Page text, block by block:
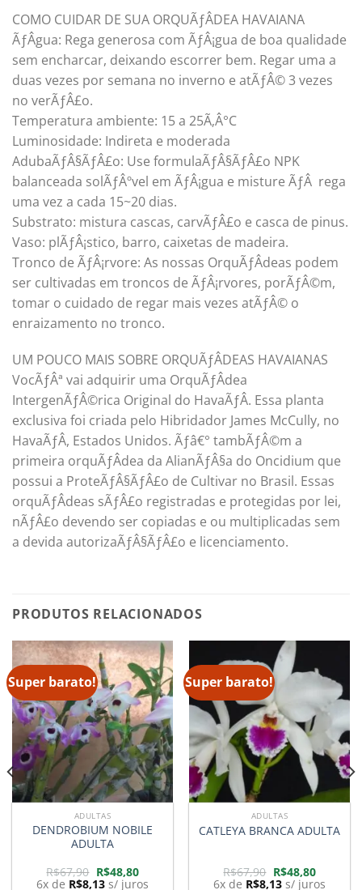
COMO CUIDAR DE SUA ORQUÃƒÂDEA HAVAIANA
ÃƒÂgua: Rega generosa com ÃƒÂ¡gua de boa qualidade
sem encharcar, deixando escorrer bem. Regar uma a
duas vezes por semana no inverno e atÃƒÂ© 3 vezes
no verÃƒÂ£o.
Temperatura ambiente: 15 a 25Ã‚Â°C
Luminosidade: Indireta e moderada
AdubaÃƒÂ§ÃƒÂ£o: Use formulaÃƒÂ§ÃƒÂ£o NPK
balanceada solÃƒÂºvel em ÃƒÂ¡gua e misture ÃƒÂ rega
uma vez a cada 15~20 dias.
Substrato: mistura cascas, carvÃƒÂ£o e casca de pinus.
Vaso: plÃƒÂ¡stico, barro, caixetas de madeira.
Tronco de ÃƒÂ¡rvore: As nossas OrquÃƒÂ­deas podem
ser cultivadas em troncos de ÃƒÂ¡rvores, porÃƒÂ©m,
tomar o cuidado de regar mais vezes atÃƒÂ© o
enraizamento no tronco.
UM POUCO MAIS SOBRE ORQUÃƒÂDEAS HAVAIANAS
VocÃƒÂª vai adquirir uma OrquÃƒÂ­dea
IntergenÃƒÂ©rica Original do HavaÃƒÂ­. Essa planta
exclusiva foi criada pelo Hibridador James McCully, no
HavaÃƒÂ­, Estados Unidos. Ãƒâ€° tambÃƒÂ©m a
primeira orquÃƒÂ­dea da AlianÃƒÂ§a do Oncidium que
possui a ProteÃƒÂ§ÃƒÂ£o de Cultivar no Brasil. Essas
orquÃƒÂ­deas sÃƒÂ£o registradas e protegidas por lei,
nÃƒÂ£o devendo ser copiadas e ou multiplicadas sem
a devida autorizaÃƒÂ§ÃƒÂ£o e licenciamento.
PRODUTOS RELACIONADOS
Super barato!
ADULTAS
DENDROBIUM NOBILE
ADULTA
R$67,90 O
preço
R$48,80O
preço
6x de R$8,13 s/ juros
Super barato!
ADULTAS
CATLEYA BRANCA ADULTA
R$67,90 O
preço
R$48,80O
preço
6x de R$8,13 s/ juros